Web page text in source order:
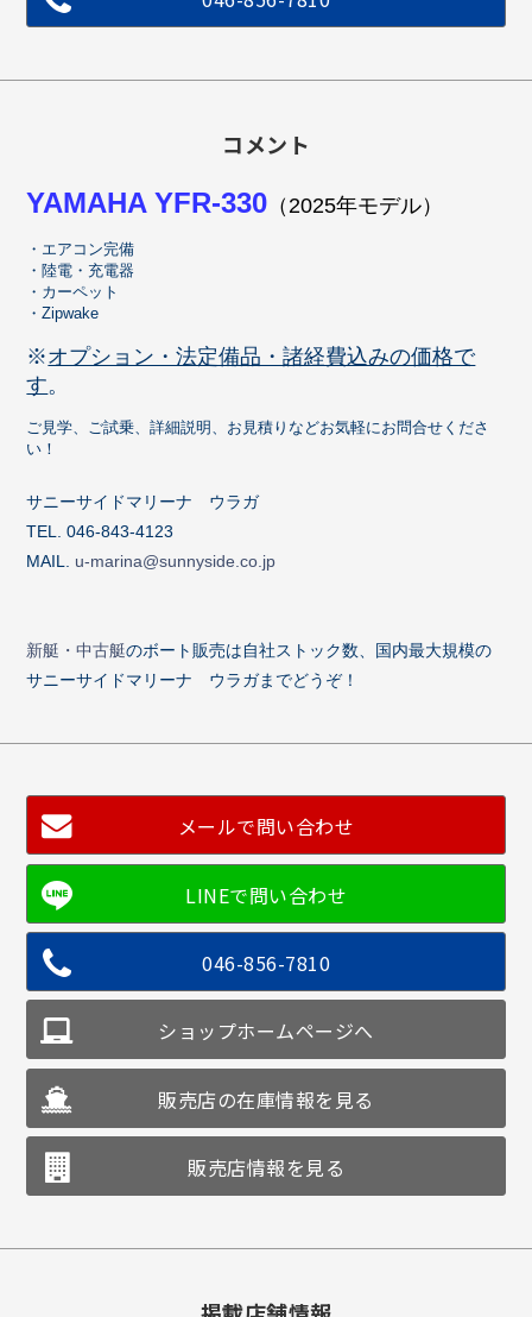
コメント
YAMAHA YFR-330 （2025年モデル）
・エアコン完備
・陸電・充電器
・カーペット
・Zipwake
※オプション・法定備品・諸経費込みの価格で
す。
ご見学、ご試乗、詳細説明、お見積りなどお気軽にお問合せくださ
い！
サニーサイドマリーナ ウラガ
TEL. 046-843-4123
MAIL. u-marina@sunnyside.co.jp
新艇・中古艇のボート販売は自社ストック数、国内最大規模の
サニーサイドマリーナ ウラガまでどうぞ！
メールで問い合わせ
046-856-7810
ショップホームページへ
販売店の在庫情報を見る
販売店情報を見る